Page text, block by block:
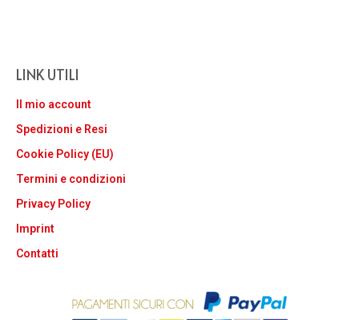
LINK UTILI
Il mio account
Spedizioni e Resi
Cookie Policy (EU)
Termini e condizioni
Privacy Policy
Imprint
Contatti